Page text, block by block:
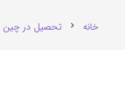
خانه chevron_right تحصیل در چین